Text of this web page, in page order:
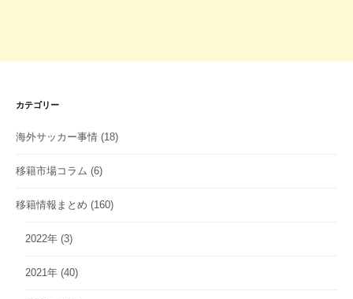
カテゴリー
海外サッカー事情 (18)
移籍市場コラム (6)
移籍情報まとめ (160)
2022年 (3)
2021年 (40)